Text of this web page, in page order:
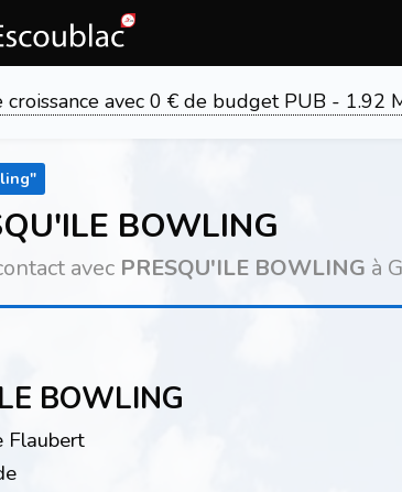
croissance avec 0 € de budget PUB -
"
BOWLING
avec PRESQU'ILE BOWLING à
BOWLING
Flaubert